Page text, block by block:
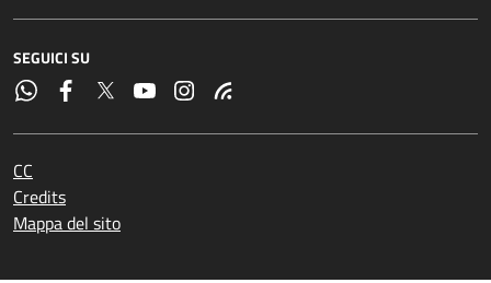
SEGUICI SU
CC
Credits
Mappa del sito